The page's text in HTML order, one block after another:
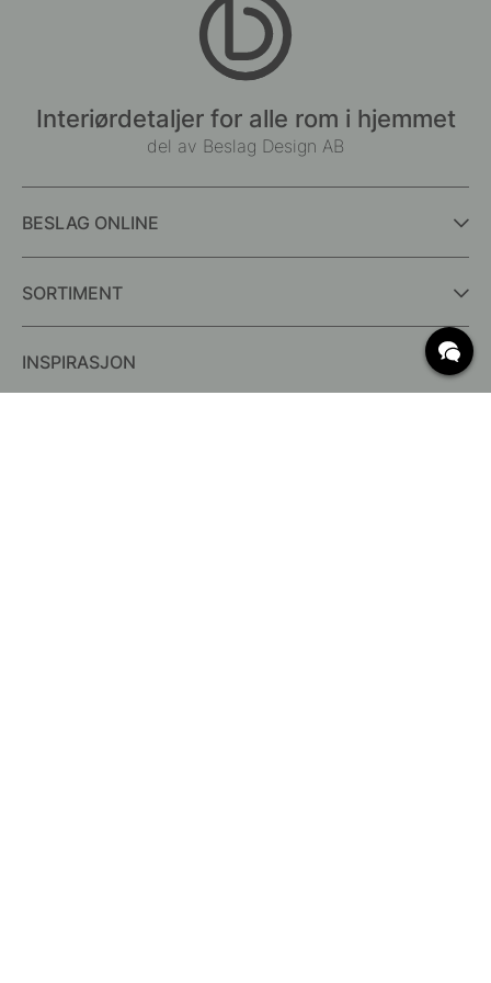
Interiørdetaljer for alle rom i hjemmet
del av Beslag Design AB
BESLAG ONLINE
SORTIMENT
INSPIRASJON